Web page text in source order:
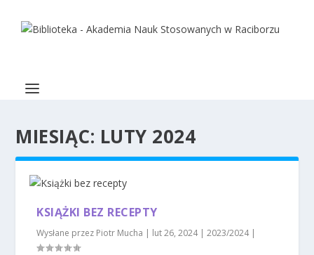
MIESIĄC: LUTY 2024
KSIĄŻKI BEZ RECEPTY
Wysłane przez Piotr Mucha | lut 26, 2024|2023/2024|